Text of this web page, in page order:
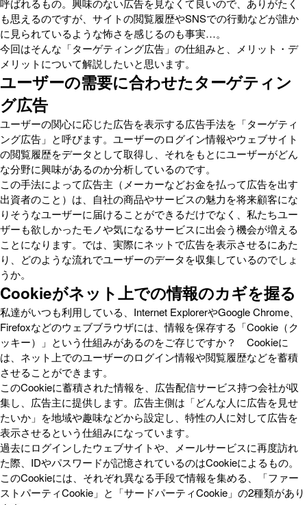
呼ばれるもの。興味のない広告を見なくて良いので、ありがたく
も思えるのですが、サイトの閲覧履歴やSNSでの行動などが誰か
に見られているような怖さを感じるのも事実…。
今回はそんな「ターゲティング広告」の仕組みと、メリット・デ
メリットについて解説したいと思います。
ユーザーの需要に合わせたターゲティン
グ広告
ユーザーの関心に応じた広告を表示する広告手法を「ターゲティ
ング広告」と呼びます。ユーザーのログイン情報やウェブサイト
の閲覧履歴をデータとして取得し、それをもとにユーザーがどん
な分野に興味があるのか分析しているのです。
この手法によって広告主（メーカーなどお金を払って広告を出す
出資者のこと）は、自社の商品やサービスの魅力を将来顧客にな
りそうなユーザーに届けることができるだけでなく、私たちユー
ザーも欲しかったモノや気になるサービスに出会う機会が増える
ことになります。では、実際にネットで広告を表示させるにあた
り、どのような流れでユーザーのデータを収集しているのでしょ
うか。
Cookieがネット上での情報のカギを握る
私達がいつも利用している、Internet ExplorerやGoogle Chrome、
Firefoxなどのウェブブラウザには、情報を保存する「Cookie（ク
ッキー）」という仕組みがあるのをご存じですか？ Cookieに
は、ネット上でのユーザーのログイン情報や閲覧履歴などを蓄積
させることができます。
このCookieに蓄積された情報を、広告配信サービス持つ会社が収
集し、広告主に提供します。広告主側は「どんな人に広告を見せ
たいか」を地域や趣味などから設定し、特性の人に対して広告を
表示させるという仕組みになっています。
過去にログインしたウェブサイトや、メールサービスに再度訪れ
た際、IDやパスワードが記憶されているのはCookieによるもの。
このCookieには、それぞれ異なる手段で情報を集める、「ファー
ストパーティCookie」と「サードパーティCookie」の2種類があり